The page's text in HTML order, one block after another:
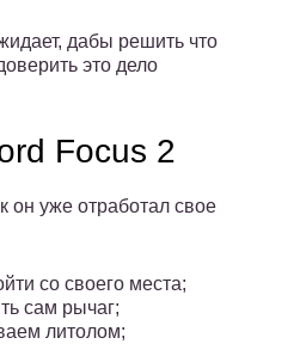
дабы решить что
это дело
Focus 2
он уже отработал свое
со своего места;
сам рычаг;
литолом;